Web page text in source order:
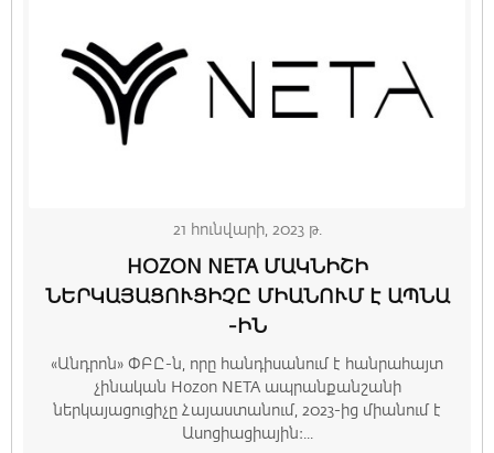
21 հունվարի, 2023 թ.
HOZON NETA ՄԱԿՆԻՇԻ
ՆԵՐԿԱՅԱՑՈՒՑԻՉԸ ՄԻԱՆՈՒՄ Է ԱՊՆԱ
-ԻՆ
«Անդրոն» ՓԲԸ-ն, որը հանդիսանում է հանրահայտ
չինական Hozon NETA ապրանքանշանի
ներկայացուցիչը Հայաստանում, 2023-ից միանում է
Ասոցիացիային։...